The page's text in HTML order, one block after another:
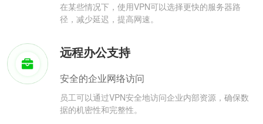
在某些情况下，使用VPN可以选择更快的服务器路
径，减少延迟，提高网速。
远程办公支持
安全的企业网络访问
员工可以通过VPN安全地访问企业内部资源，确保数
据的机密性和完整性。